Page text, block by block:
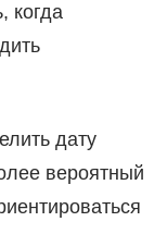
когда
дату
вероятный